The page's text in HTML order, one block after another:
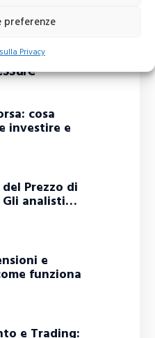
preferenze
Privacy
cosa
investire e
Prezzo di
Gli analisti…
e
funziona
e Trading: